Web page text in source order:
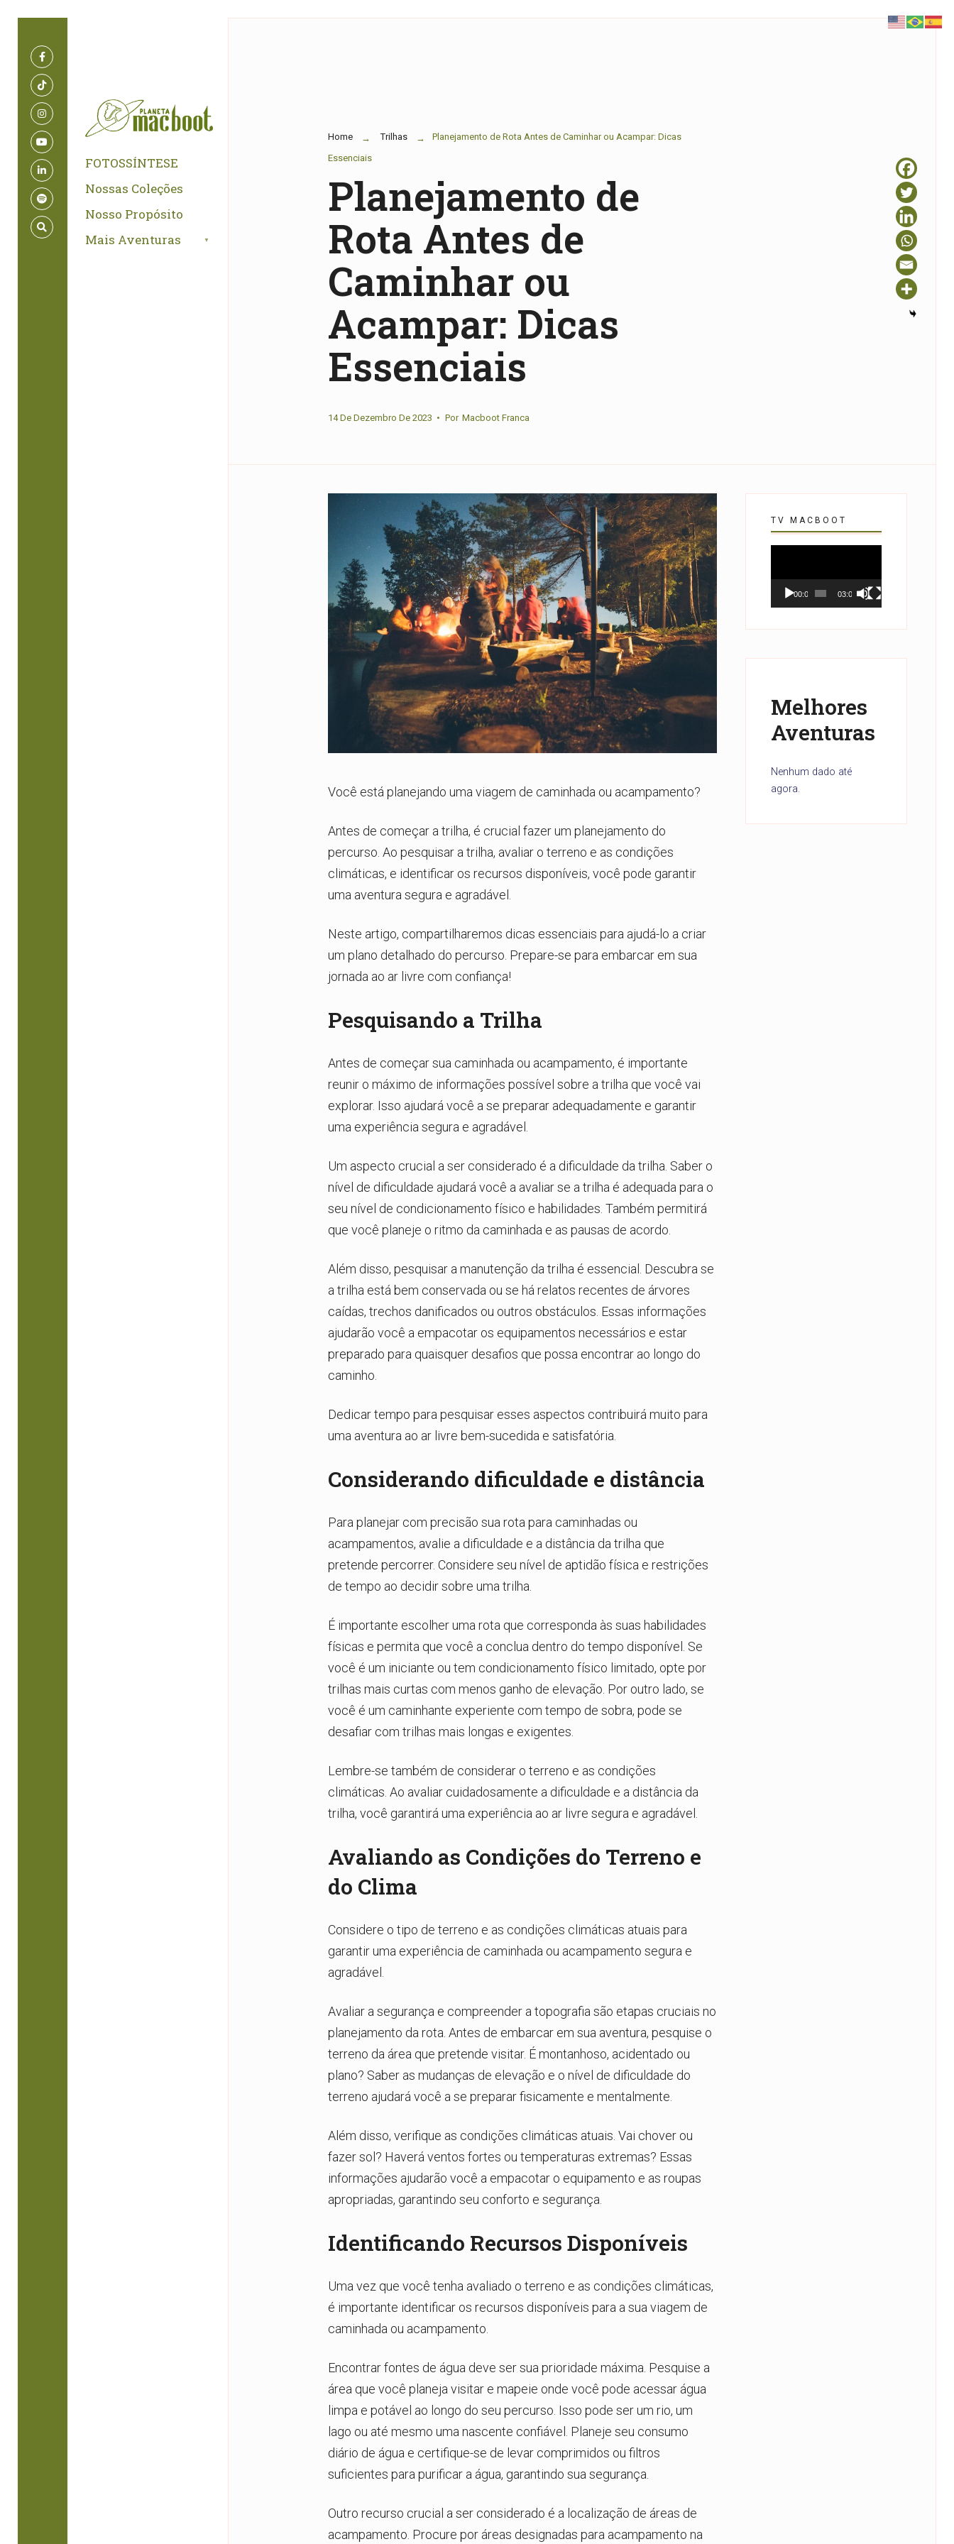
FOTOSSÍNTESE
Nossas Coleções
Nosso Propósito
Mais Aventuras
Home Trilhas
Planejamento de Rota Antes de Caminhar ou Acampar: Dicas
Essenciais
Planejamento de
Rota Antes de
Caminhar ou
Acampar: Dicas
Essenciais
14 De Dezembro De 2023 • Por Macboot Franca
Você está planejando uma viagem de caminhada ou acampamento?
Antes de começar a trilha, é crucial fazer um planejamento do
percurso. Ao pesquisar a trilha, avaliar o terreno e as condições
climáticas, e identificar os recursos disponíveis, você pode garantir
uma aventura segura e agradável.
Neste artigo, compartilharemos dicas essenciais para ajudá-lo a criar
um plano detalhado do percurso. Prepare-se para embarcar em sua
jornada ao ar livre com confiança!
Pesquisando a Trilha
Antes de começar sua caminhada ou acampamento, é importante
reunir o máximo de informações possível sobre a trilha que você vai
explorar. Isso ajudará você a se preparar adequadamente e garantir
uma experiência segura e agradável.
Um aspecto crucial a ser considerado é a dificuldade da trilha. Saber o
nível de dificuldade ajudará você a avaliar se a trilha é adequada para o
seu nível de condicionamento físico e habilidades. Também permitirá
que você planeje o ritmo da caminhada e as pausas de acordo.
Além disso, pesquisar a manutenção da trilha é essencial. Descubra se
a trilha está bem conservada ou se há relatos recentes de árvores
caídas, trechos danificados ou outros obstáculos. Essas informações
ajudarão você a empacotar os equipamentos necessários e estar
preparado para quaisquer desafios que possa encontrar ao longo do
caminho.
Dedicar tempo para pesquisar esses aspectos contribuirá muito para
uma aventura ao ar livre bem-sucedida e satisfatória.
Considerando dificuldade e distância
Para planejar com precisão sua rota para caminhadas ou
acampamentos, avalie a dificuldade e a distância da trilha que
pretende percorrer. Considere seu nível de aptidão física e restrições
de tempo ao decidir sobre uma trilha.
É importante escolher uma rota que corresponda às suas habilidades
físicas e permita que você a conclua dentro do tempo disponível. Se
você é um iniciante ou tem condicionamento físico limitado, opte por
trilhas mais curtas com menos ganho de elevação. Por outro lado, se
você é um caminhante experiente com tempo de sobra, pode se
desafiar com trilhas mais longas e exigentes.
Lembre-se também de considerar o terreno e as condições
climáticas. Ao avaliar cuidadosamente a dificuldade e a distância da
trilha, você garantirá uma experiência ao ar livre segura e agradável.
Avaliando as Condições do Terreno e
do Clima
Considere o tipo de terreno e as condições climáticas atuais para
garantir uma experiência de caminhada ou acampamento segura e
agradável.
Avaliar a segurança e compreender a topografia são etapas cruciais no
planejamento da rota. Antes de embarcar em sua aventura, pesquise o
terreno da área que pretende visitar. É montanhoso, acidentado ou
plano? Saber as mudanças de elevação e o nível de dificuldade do
terreno ajudará você a se preparar fisicamente e mentalmente.
Além disso, verifique as condições climáticas atuais. Vai chover ou
fazer sol? Haverá ventos fortes ou temperaturas extremas? Essas
informações ajudarão você a empacotar o equipamento e as roupas
apropriadas, garantindo seu conforto e segurança.
Identificando Recursos Disponíveis
Uma vez que você tenha avaliado o terreno e as condições climáticas,
é importante identificar os recursos disponíveis para a sua viagem de
caminhada ou acampamento.
Encontrar fontes de água deve ser sua prioridade máxima. Pesquise a
área que você planeja visitar e mapeie onde você pode acessar água
limpa e potável ao longo do seu percurso. Isso pode ser um rio, um
lago ou até mesmo uma nascente confiável. Planeje seu consumo
diário de água e certifique-se de levar comprimidos ou filtros
suficientes para purificar a água, garantindo sua segurança.
Outro recurso crucial a ser considerado é a localização de áreas de
acampamento. Procure por áreas designadas para acampamento na
TV MACBOOT
vídeo
00:00 03:07
Melhores
Aventuras
Nenhum dado até
agora.